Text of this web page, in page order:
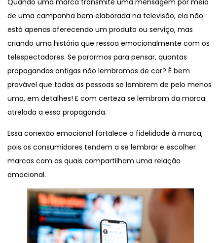
Quando uma marca transmite uma mensagem por meio
de uma campanha bem elaborada na televisão, ela não
está apenas oferecendo um produto ou serviço, mas
criando uma história que ressoa emocionalmente com os
telespectadores. Se pararmos para pensar, quantas
propagandas antigas não lembramos de cor? É bem
provável que todas as pessoas se lembrem de pelo menos
uma, em detalhes! E com certeza se lembram da marca
atrelada a essa propaganda.
Essa conexão emocional fortalece a fidelidade à marca,
pois os consumidores tendem a se lembrar e escolher
marcas com as quais compartilham uma relação
emocional.